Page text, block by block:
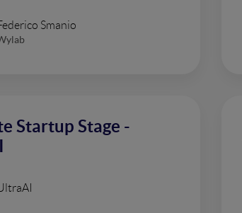
Smanio
Startup Stage -